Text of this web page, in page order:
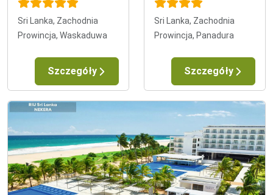
Sri Lanka, Zachodnia
Prowincja, Waskaduwa
Szczegóły
Sri Lanka, Zachodnia
Prowincja, Panadura
Szczegóły